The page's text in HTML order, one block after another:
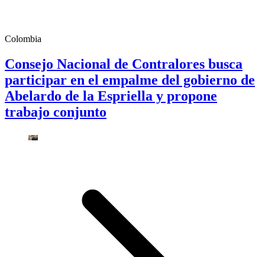
Colombia
Consejo Nacional de Contralores busca
participar en el empalme del gobierno de
Abelardo de la Espriella y propone
trabajo conjunto